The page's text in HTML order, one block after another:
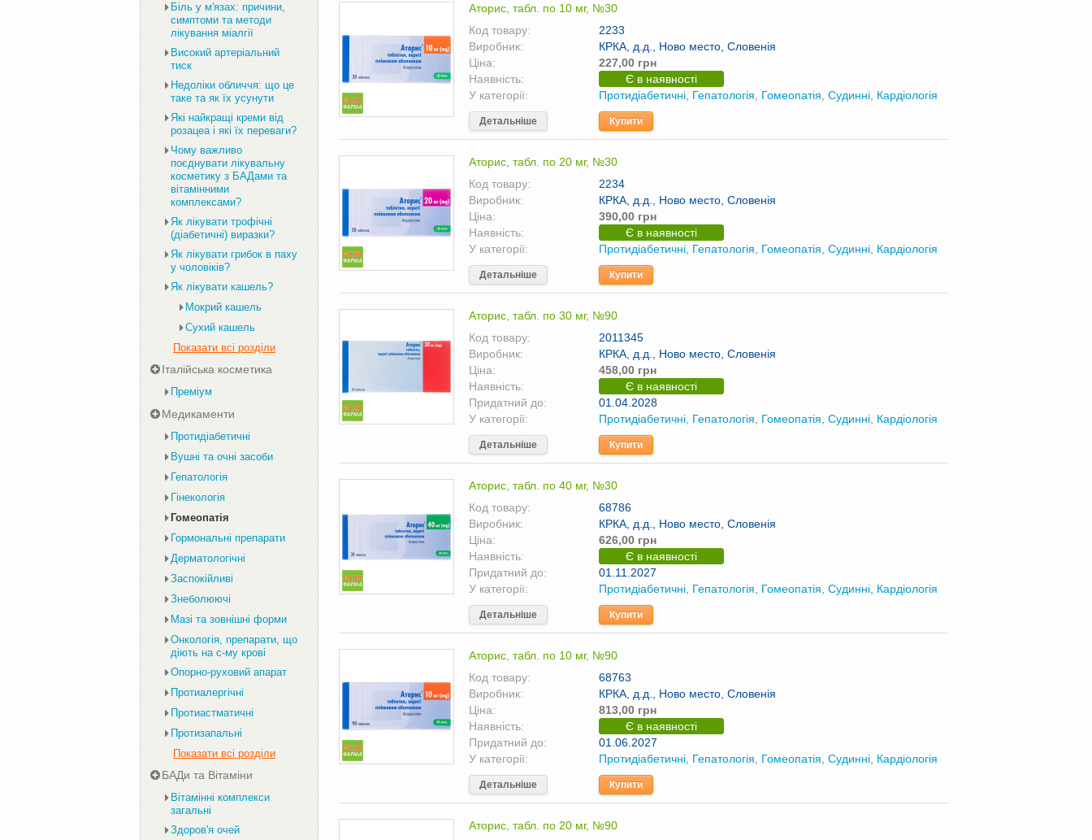
Аторис, табл. по 10 мг, №30
Код товару:
2233
Виробник:
КРКА, д.д., Ново место, Словенія
Ціна:
227,00 грн
Наявність:
Є в наявності
У категорії:
Протидіабетичні Гепатологія Гомеопатія Судинні Кардіологія
Детальніше Купити
Аторис, табл. по 20 мг, №30
Код товару:
2234
Виробник:
КРКА, д.д., Ново место, Словенія
Ціна:
390,00 грн
Наявність:
Є в наявності
У категорії:
Протидіабетичні Гепатологія Гомеопатія Судинні Кардіологія
Детальніше Купити
Аторис, табл. по 30 мг, №90
Код товару:
2011345
Виробник:
КРКА, д.д., Ново место, Словенія
Ціна:
458,00 грн
Наявність:
Є в наявності
Придатний до:
01.04.2028
У категорії:
Протидіабетичні Гепатологія Гомеопатія Судинні Кардіологія
Детальніше Купити
Аторис, табл. по 40 мг, №30
Код товару:
68786
Виробник:
КРКА, д.д., Ново место, Словенія
Ціна:
626,00 грн
Наявність:
Є в наявності
Придатний до:
01.11.2027
У категорії:
Протидіабетичні Гепатологія Гомеопатія Судинні Кардіологія
Детальніше Купити
Аторис, табл. по 10 мг, №90
Код товару:
68763
Виробник:
КРКА, д.д., Ново место, Словенія
Ціна:
813,00 грн
Наявність:
Є в наявності
Придатний до:
01.06.2027
У категорії:
Протидіабетичні Гепатологія Гомеопатія Судинні Кардіологія
Детальніше Купити
Аторис, табл. по 20 мг, №90
Біль у м'язах: причини,
симптоми та методи
лікування міалгії
Високий артеріальний
тиск
Недоліки обличчя: що це
таке та як їх усунути
Які найкращі креми від
розацеа і які їх переваги?
Чому важливо
поєднувати лікувальну
косметику з БАДами та
вітамінними
комплексами?
Як лікувати трофічні
(діабетичні) виразки?
Як лікувати грибок в паху
у чоловіків?
Як лікувати кашель?
Мокрий кашель
Сухий кашель
Показати всі розділи
Італійська косметика
Преміум
Медикаменти
Протидіабетичні
Вушні та очні засоби
Гепатологія
Гінекологія
Гомеопатія
Гормональні препарати
Дерматологічні
Заспокійливі
Знеболюючі
Мазі та зовнішні форми
Онкологія, препарати, що
діють на с-му крові
Опорно-руховий апарат
Протиалергічні
Протиастматичні
Протизапальні
Показати всі розділи
БАДи та Вітаміни
Вітамінні комплекси
загальні
Здоров'я очей